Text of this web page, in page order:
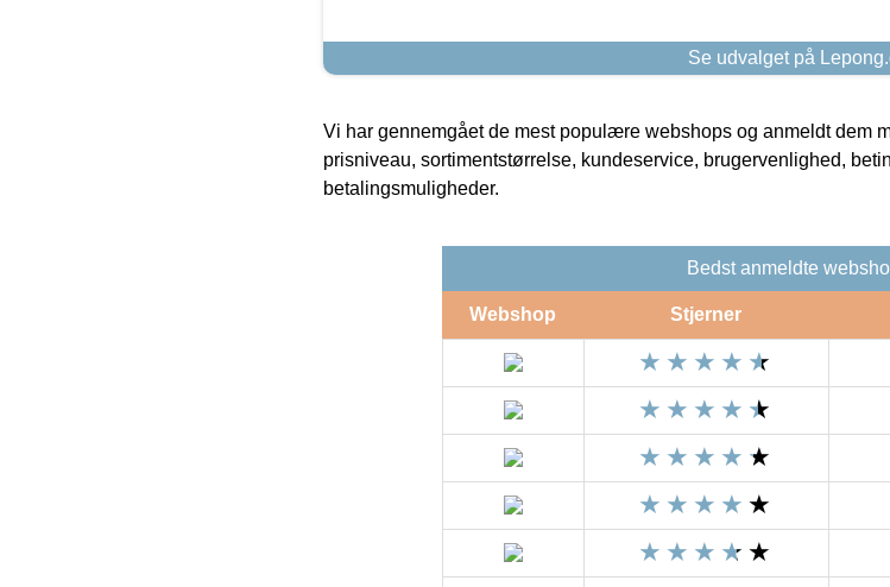
Se udvalget på
Vi har gennemgået de mest populære webshops og anmeldt dem
prisniveau, sortimentstørrelse, kundeservice, brugervenlighed,
betalingsmuligheder.
Bedst anmeldte
Webshop Stjerner